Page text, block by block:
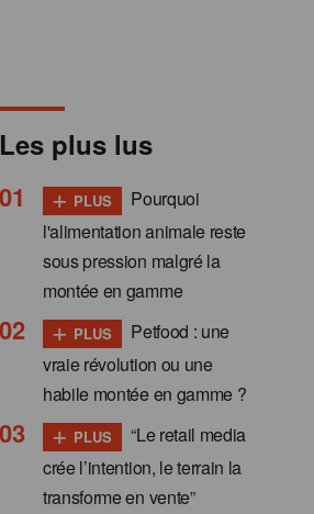
Les plus lus
+ PLUS
Pourquoi
l'alimentation animale reste
sous pression malgré la
montée en gamme
+ PLUS
Petfood : une
vraie révolution ou une
habile montée en gamme ?
+ PLUS
“Le retail media
crée l’intention, le terrain la
transforme en vente”